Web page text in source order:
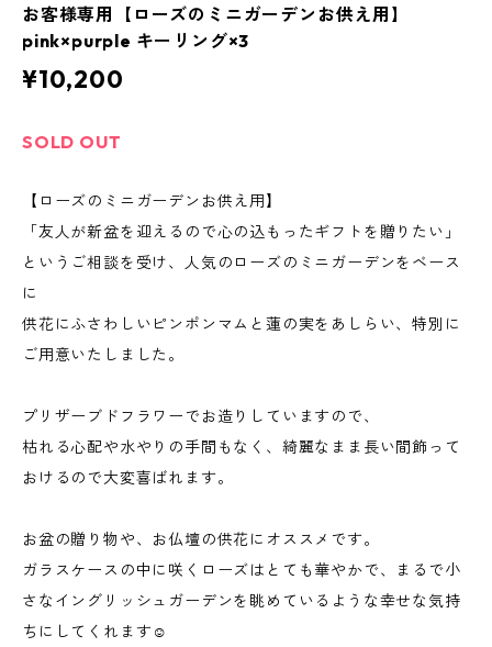
お客様専用【ローズのミニガーデンお供え用】
pink×purple キーリング×3
¥10,200
SOLD OUT
【ローズのミニガーデンお供え用】
「友人が新盆を迎えるので心の込もったギフトを贈りたい」
というご相談を受け、人気のローズのミニガーデンをベース
に
供花にふさわしいピンポンマムと蓮の実をあしらい、特別に
ご用意いたしました。
プリザーブドフラワーでお造りしていますので、
枯れる心配や水やりの手間もなく、綺麗なまま長い間飾って
おけるので大変喜ばれます。
お盆の贈り物や、お仏壇の供花にオススメです。
ガラスケースの中に咲くローズはとても華やかで、まるで小
さなイングリッシュガーデンを眺めているような幸せな気持
ちにしてくれます☺︎